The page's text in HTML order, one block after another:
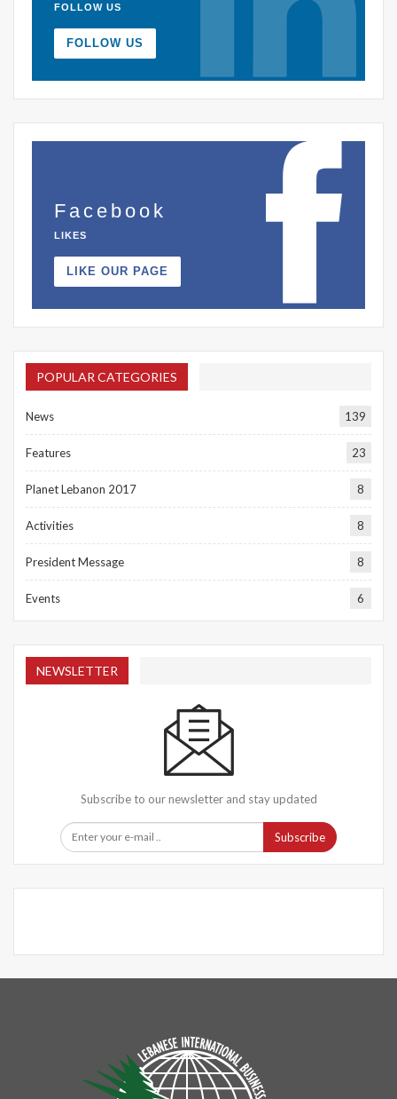
FOLLOW US
FOLLOW US
Facebook
LIKES
LIKE OUR PAGE
POPULAR CATEGORIES
News 139
Features 23
Planet Lebanon 2017 8
Activities 8
President Message 8
Events 6
NEWSLETTER
Subscribe to our newsletter and stay updated
Subscribe